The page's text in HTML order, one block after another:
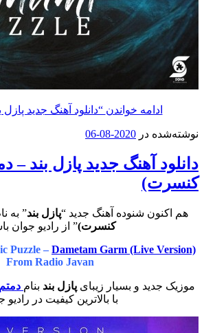
خواندن“دانلود آهنگ جدید پازل بند –
2020-08-06
جدید پازل بند – دمتم
شنوده آهنگ جدید “ پازل بند” به نام “ دمتم
” از رادیو جوان باشید
New Music Puzzle –Dametam Garm
From Radio Javan
و بسیار زیبایپازل بندبنامدمتم گرم
با بالاترین کیفیت در رادیو جوان